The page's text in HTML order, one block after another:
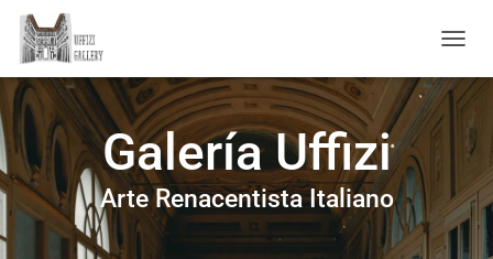
A
M
M
O
Galería Uffizi
Arte Renacentista Italiano